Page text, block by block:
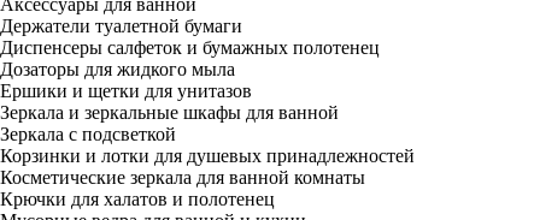
Аксессуары для ванной
Держатели туалетной бумаги
Диспенсеры салфеток и бумажных полотенец
Дозаторы для жидкого мыла
Ершики и щетки для унитазов
Зеркала и зеркальные шкафы для ванной
Зеркала с подсветкой
Корзинки и лотки для душевых принадлежностей
Косметические зеркала для ванной комнаты
Крючки для халатов и полотенец